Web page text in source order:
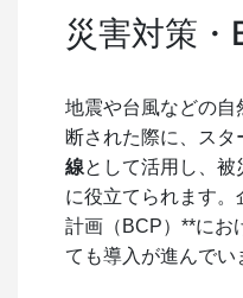
災害対策・
地震や台風などの自
断された際に、スタ
線として活用し、
に役立てられます
計画（BCP）**にお
ても導入が進んでい